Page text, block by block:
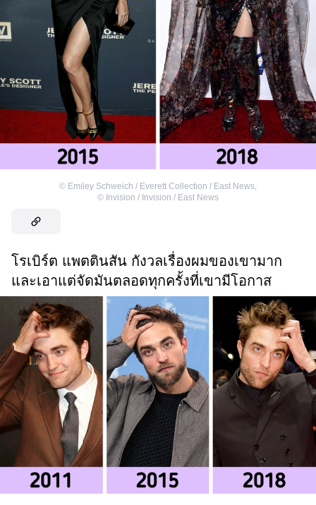
© Emiley Schweich / Everett Collection / East News,
© Invision / Invision / East News
โรเบิร์ต แพตตินสัน กังวลเรื่องผมของเขามาก
และเอาแต่จัดมันตลอดทุกครั้งที่เขามีโอกาส